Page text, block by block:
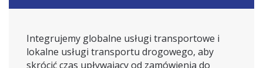
Integrujemy globalne usługi transportowe i
lokalne usługi transportu drogowego, aby
skrócić czas upływający od zamówienia do